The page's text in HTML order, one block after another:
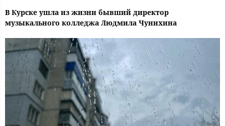
В Курске ушла из жизни бывший директор
музыкального колледжа Людмила Чунихина